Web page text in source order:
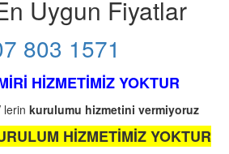
Uygun Fiyatlar
803 1571
HİZMETİMİZ YOKTUR
lerin kurulumu hizmetini vermiyoruz
HİZMETİMİZ YOKTUR